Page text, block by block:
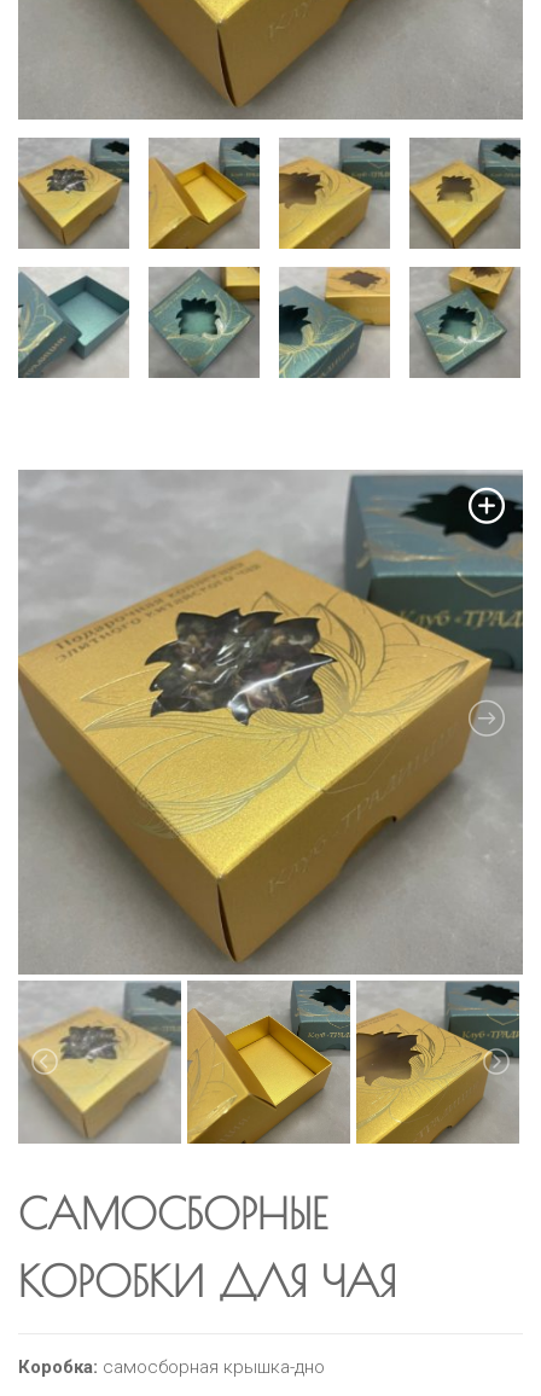
САМОСБОРНЫЕ
КОРОБКИ ДЛЯ ЧАЯ
Коробка: самосборная крышка-дно